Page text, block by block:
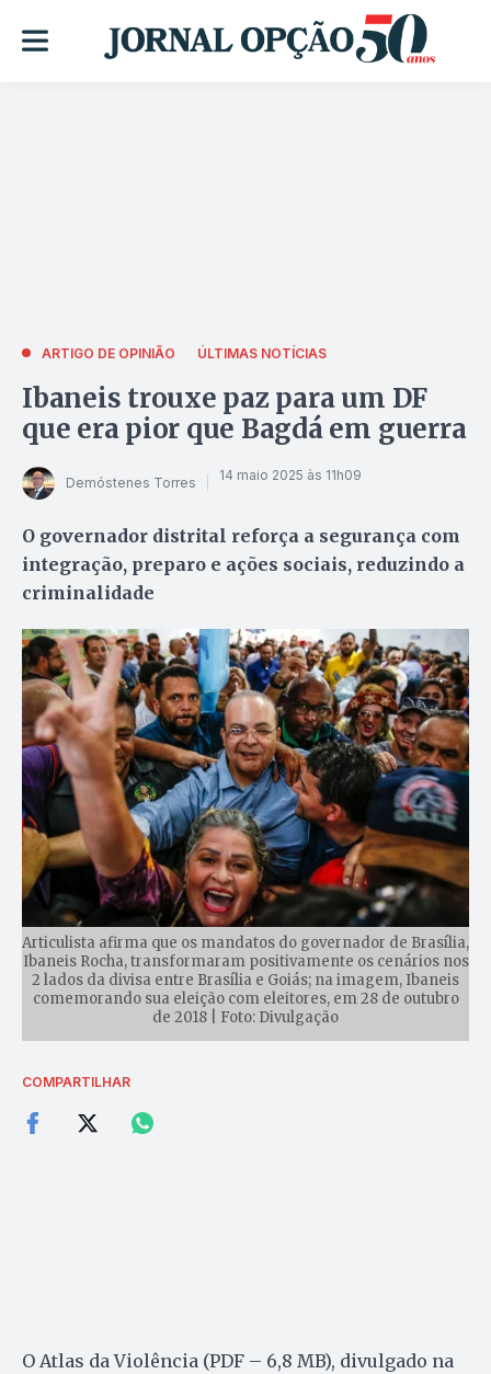
ARTIGO DE OPINIÃO ÚLTIMAS NOTÍCIAS
Ibaneis trouxe paz para um DF
que era pior que Bagdá em guerra
Demóstenes Torres 14 maio 2025 às 11h09
O governador distrital reforça a segurança com
integração, preparo e ações sociais, reduzindo a
criminalidade
Articulista afirma que os mandatos do governador de Brasília,
Ibaneis Rocha, transformaram positivamente os cenários nos
2 lados da divisa entre Brasília e Goiás; na imagem, Ibaneis
comemorando sua eleição com eleitores, em 28 de outubro
de 2018 | Foto: Divulgação
COMPARTILHAR
O Atlas da Violência (PDF – 6,8 MB), divulgado na